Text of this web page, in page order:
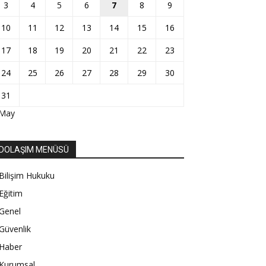
3 4 5 6 7 8
9
10
11 12 13 14 15
16
17
18 19 20 21 22
23
24
25 26 27 28 29
30
31
MENÜSÜ
Hukuku